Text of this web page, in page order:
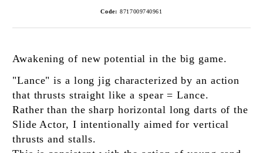
Code: 8717009740961
Awakening of new potential in the big game.
"Lance" is a long jig characterized by an action
that thrusts straight like a spear = Lance.
Rather than the sharp horizontal long darts of the
Slide Actor, I intentionally aimed for vertical
thrusts and stalls.